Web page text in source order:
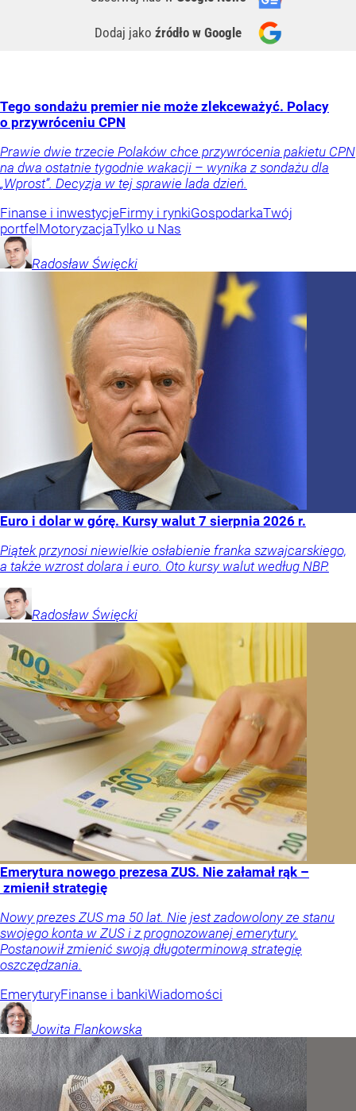
Dodaj jako źródło w Google
Tego sondażu premier nie może zlekceważyć. Polacy
o przywróceniu CPN
Prawie dwie trzecie Polaków chce przywrócenia pakietu CPN
na dwa ostatnie tygodnie wakacji – wynika z sondażu dla
„Wprost”. Decyzja w tej sprawie lada dzień.
Finanse i inwestycjeFirmy i rynkiGospodarkaTwój
portfelMotoryzacjaTylko u Nas
Radosław Święcki
Euro i dolar w górę. Kursy walut 7 sierpnia 2026 r.
Piątek przynosi niewielkie osłabienie franka szwajcarskiego,
a także wzrost dolara i euro. Oto kursy walut według NBP.
Radosław Święcki
Emerytura nowego prezesa ZUS. Nie załamał rąk –
zmienił strategię
Nowy prezes ZUS ma 50 lat. Nie jest zadowolony ze stanu
swojego konta w ZUS i z prognozowanej emerytury.
Postanowił zmienić swoją długoterminową strategię
oszczędzania.
EmeryturyFinanse i bankiWiadomości
Jowita Flankowska